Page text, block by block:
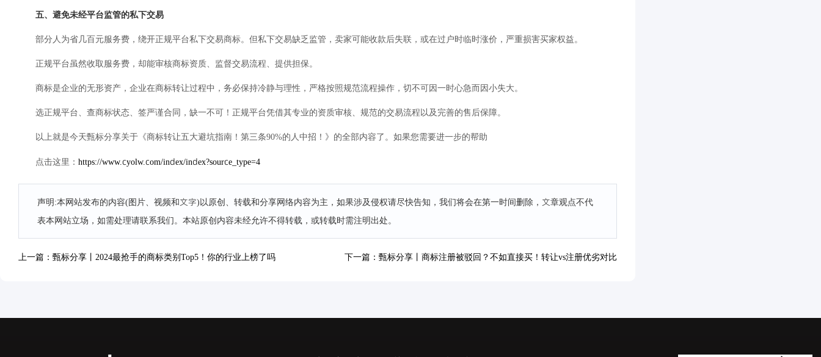
五、避免未经平台监管的私下交易
部分人为省几百元服务费，绕开正规平台私下交易商标。但私下交易缺乏监管，卖家可能收款后失联，或在过户时临时涨价，严重损害买家权益。
正规平台虽然收取服务费，却能审核商标资质、监督交易流程、提供担保。
商标是企业的无形资产，企业在商标转让过程中，务必保持冷静与理性，严格按照规范流程操作，切不可因一时心急而因小失大。
选正规平台、查商标状态、签严谨合同，缺一不可！正规平台凭借其专业的资质审核、规范的交易流程以及完善的售后保障。
以上就是今天甄标分享关于《商标转让五大避坑指南！第三条90%的人中招！》的全部内容了。如果您需要进一步的帮助
点击这里： https://www.cyolw.com/index/index?source_type=4
声明:本网站发布的内容(图片、视频和文字)以原创、转载和分享网络内容为主，如果涉及侵权请尽快告知，我们将会在第一时间删除，文章观点不代
表本网站立场，如需处理请联系我们。本站原创内容未经允许不得转载，或转载时需注明出处。
上一篇：甄标分享丨2024最抢手的商标类别Top5！你的行业上榜了吗 下一篇：甄标分享丨商标注册被驳回？不如直接买！转让vs注册优劣对比